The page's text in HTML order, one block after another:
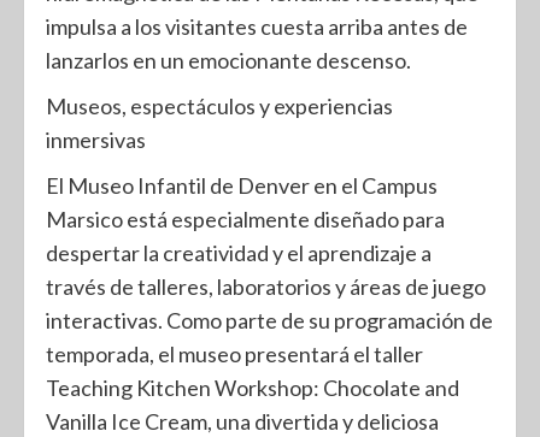
impulsa a los visitantes cuesta arriba antes de
lanzarlos en un emocionante descenso.
Museos, espectáculos y experiencias
inmersivas
El Museo Infantil de Denver en el Campus
Marsico está especialmente diseñado para
despertar la creatividad y el aprendizaje a
través de talleres, laboratorios y áreas de juego
interactivas. Como parte de su programación de
temporada, el museo presentará el taller
Teaching Kitchen Workshop: Chocolate and
Vanilla Ice Cream, una divertida y deliciosa